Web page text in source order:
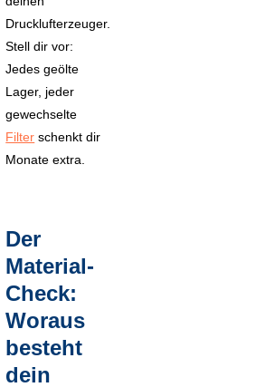
Drucklufterzeuger.
Stell dir vor:
Jedes geölte
Lager, jeder
gewechselte
Filter schenkt dir
Monate extra.
Der
Material-
Check:
Woraus
besteht
dein